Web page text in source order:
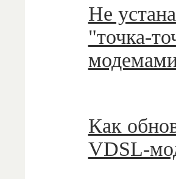
Не
"точка-
Как
VDSL-